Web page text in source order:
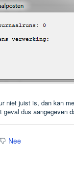
niet juist is, dan kan
geval dus aangegeven
Nee